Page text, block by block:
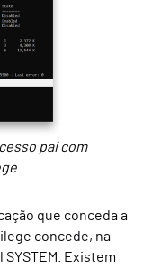
pai com
que conceda a
concede, na
Existem